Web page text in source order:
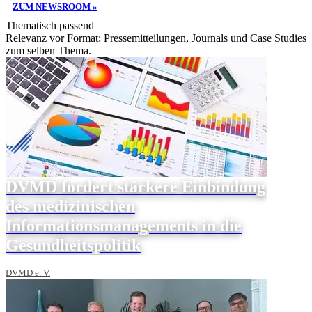
ZUM NEWSROOM »
Thematisch passend
Relevanz vor Format: Pressemitteilungen, Journals und Case Studies
zum selben Thema.
DVMD fordert stärkere Einbindung
des medizinischen
Informationsmanagements in die
Gesundheitspolitik
DVMD e. V.